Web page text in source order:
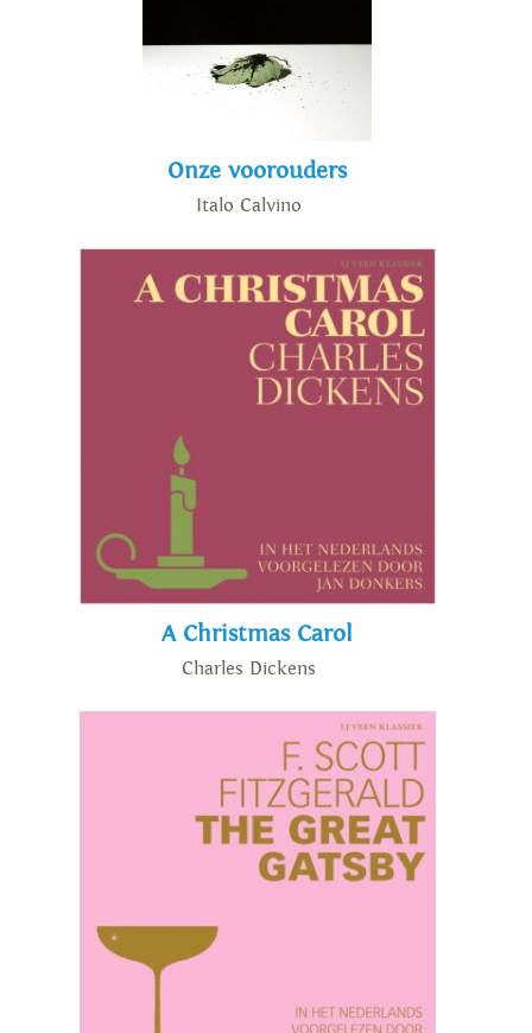
Onze voorouders
Italo Calvino
A Christmas Carol
Charles Dickens